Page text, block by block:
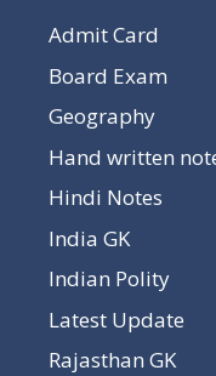
Admit Card
Board Exam
Geography
Hand written
Hindi Notes
India GK
Indian Polity
Latest Update
Rajasthan GK